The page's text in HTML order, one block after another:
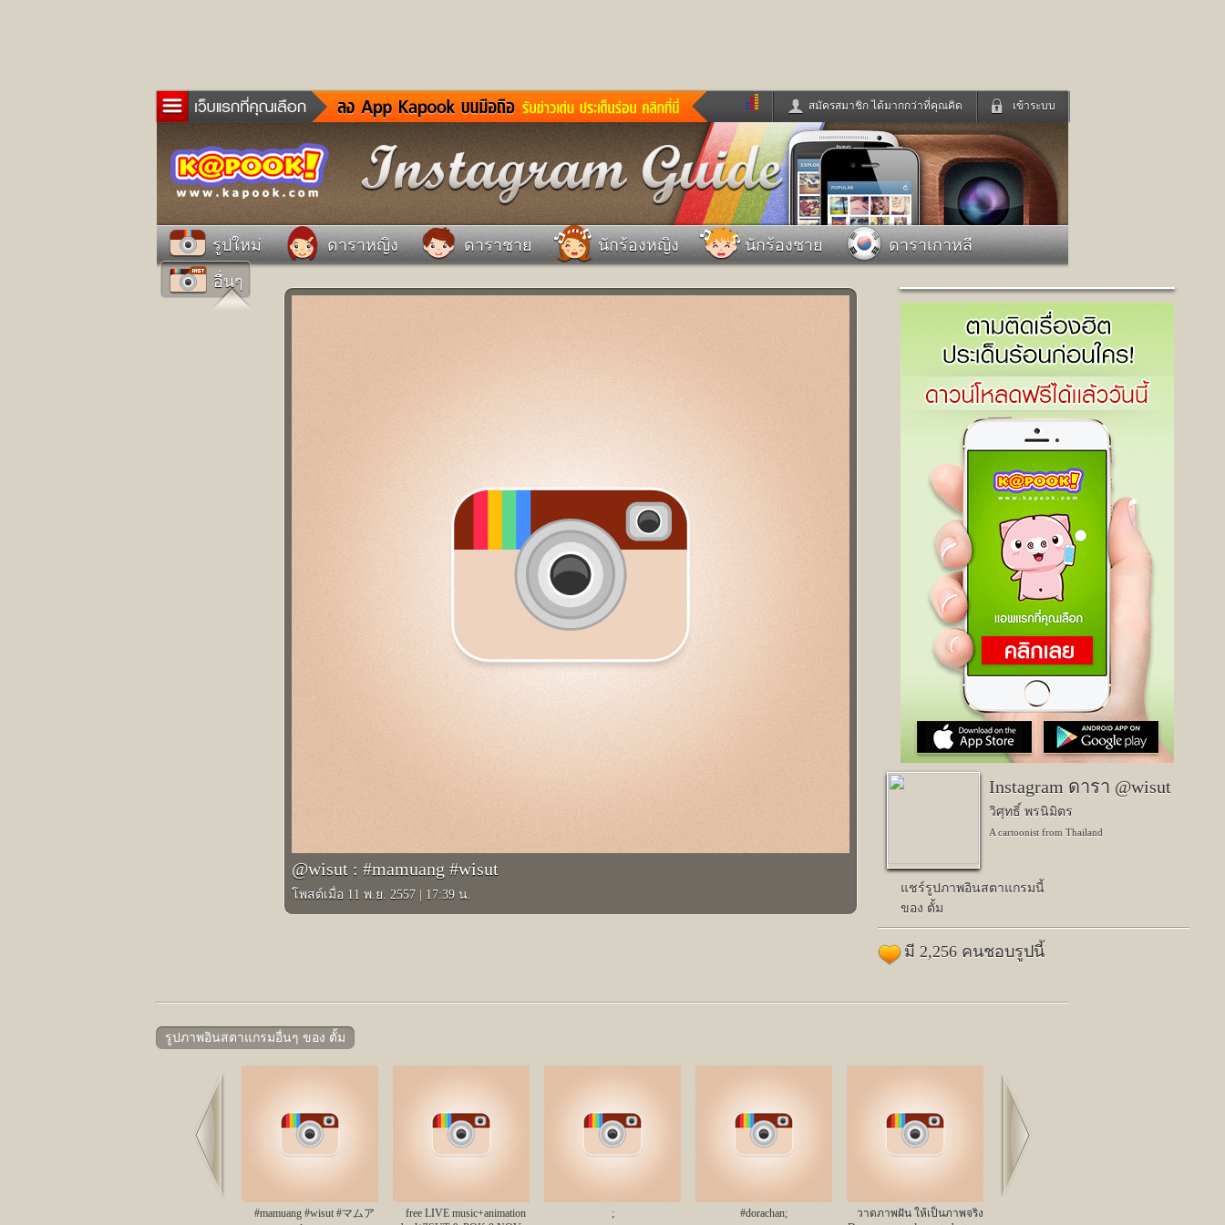
เข้าระบบ
สมัครสมาชิก ได้มากกว่าที่คุณคิด
ข่าวด่วน ข่าวสั้น ข่าวดารา
ดูทีวี
ละคร
หนังใหม่ ฟังเพลง
ฟังวิทยุออนไลน์
เกม
หมากรุกไทย แชทหมากฮอส
Glitter
แต่งงาน
แม่และเด็ก
ดูดวง
ทำนายฝัน สุขภาพ
สัตว์เลี้ยง
ผู้ชาย
ผลบอล บ้านและการตกแต่ง
ท่องเที่ยว
Facebook
เข้าระบบด้วย User Kapook
Email
Password
เข้าระบบด้วย Facebook
รูปใหม่ ดาราหญิง ดาราชาย นักร้องหญิง นักร้องชาย
ดาราเกาหลี
อื่นๆ
@wisut : #mamuang #wisut
โพสต์เมื่อ 11 พ.ย. 2557 17:39 น.
Instagram ดารา @wisut
วิศุทธิ์ พรนิมิตร
A cartoonist from Thailand
แชร์รูปภาพอินสตาแกรมนี้
ของ ตั้ม
มี 2,256 คนชอบรูปนี้
รูปภาพอินสตาแกรมอื่นๆ ของ ตั้ม
#mamuang #wisut #マムア
free LIVE music+animation
; #dorachan;
วาดภาพฝัน ให้เป็นภาพจริง